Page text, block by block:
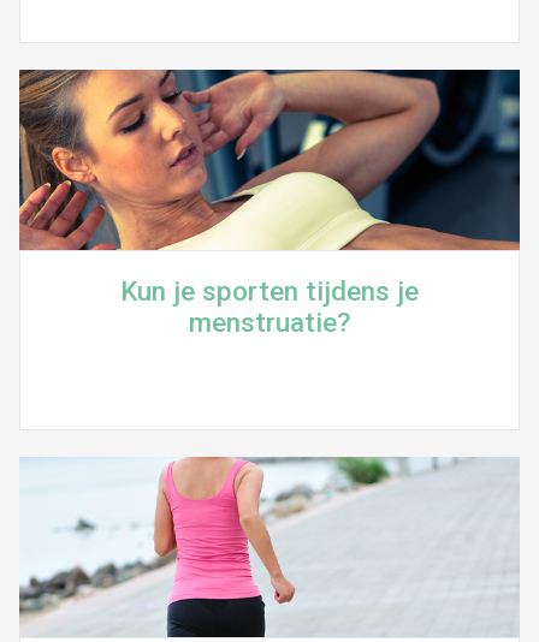
Kun je sporten tijdens je
menstruatie?